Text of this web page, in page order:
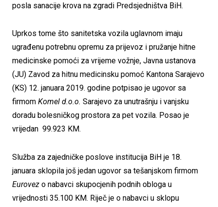
posla sanacije krova na zgradi Predsjedništva BiH.
Uprkos tome što sanitetska vozila uglavnom imaju
ugrađenu potrebnu opremu za prijevoz i pružanje hitne
medicinske pomoći za vrijeme vožnje, Javna ustanova
(JU) Zavod za hitnu medicinsku pomoć Kantona Sarajevo
(KS) 12. januara 2019. godine potpisao je ugovor sa
firmom Komel d.o.o. Sarajevo za unutrašnju i vanjsku
doradu bolesničkog prostora za pet vozila. Posao je
vrijedan 99.923 KM.
Služba za zajedničke poslove institucija BiH je 18.
januara sklopila još jedan ugovor sa tešanjskom firmom
Eurovez o nabavci skupocjenih podnih obloga u
vrijednosti 35.100 KM. Riječ je o nabavci u sklopu